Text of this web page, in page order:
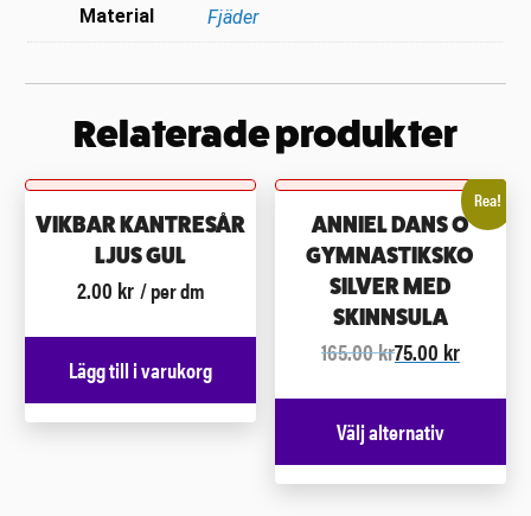
Material Fjäder
Relaterade produkter
VIKBAR KANTRESÅR
LJUS GUL
2.00 kr / per dm
Lägg till i varukorg
Rea!
ANNIEL DANS O
GYMNASTIKSKO
SILVER MED
SKINNSULA
165.00kr75.00 kr
Välj alternativ